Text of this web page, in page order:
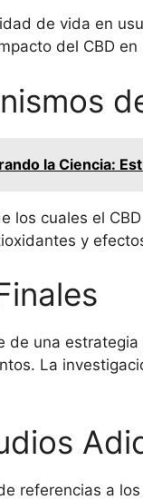
de vida en
del CBD
la Ciencia:
los cuales el
y
de una
La
referencias a